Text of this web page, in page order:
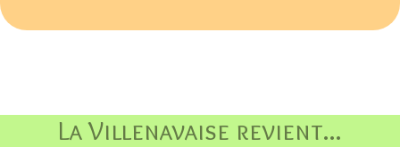
La Villenavaise revient...